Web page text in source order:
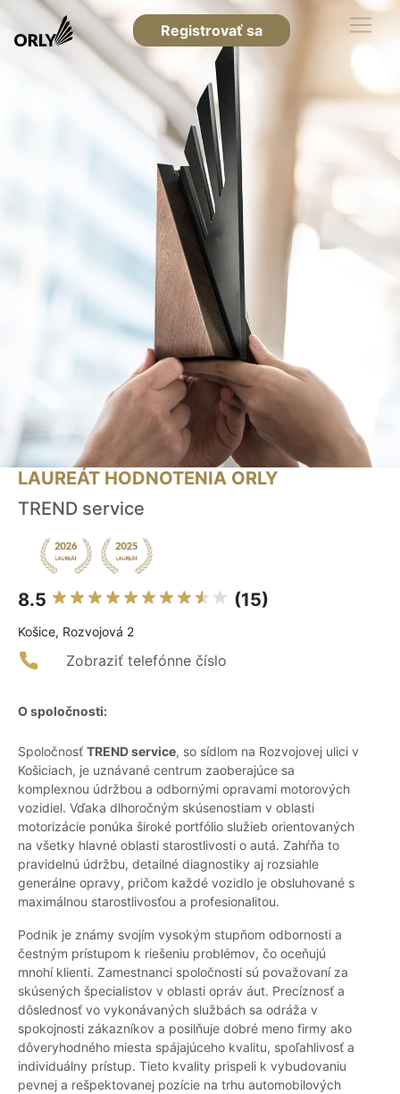
Registrovať sa
LAUREÁT HODNOTENIA ORLY
TREND service
8.5 (15)
Košice, Rozvojová 2
Zobraziť telefónne číslo
O spoločnosti:
Spoločnosť TREND service, so sídlom na Rozvojovej ulici v
Košiciach, je uznávané centrum zaoberajúce sa
komplexnou údržbou a odbornými opravami motorových
vozidiel. Vďaka dlhoročným skúsenostiam v oblasti
motorizácie ponúka široké portfólio služieb orientovaných
na všetky hlavné oblasti starostlivosti o autá. Zahŕňa to
pravidelnú údržbu, detailné diagnostiky aj rozsiahle
generálne opravy, pričom každé vozidlo je obsluhované s
maximálnou starostlivosťou a profesionalitou.
Podnik je známy svojím vysokým stupňom odbornosti a
čestným prístupom k riešeniu problémov, čo oceňujú
mnohí klienti. Zamestnanci spoločnosti sú považovaní za
skúsených špecialistov v oblasti opráv áut. Precíznosť a
dôslednosť vo vykonávaných službách sa odráža v
spokojnosti zákazníkov a posilňuje dobré meno firmy ako
dôveryhodného miesta spájajúceho kvalitu, spoľahlivosť a
individuálny prístup. Tieto kvality prispeli k vybudovaniu
pevnej a rešpektovanej pozície na trhu automobilových